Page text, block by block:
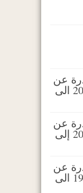
عن
المحكمة العليا من 2015 الى
عن
المحكمة العليا من 2005 إلى
عن
المحكمة العليا من 1991 الى